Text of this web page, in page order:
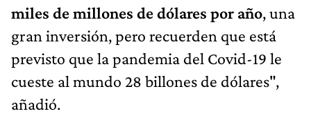
miles de millones de dólares por año, una
gran inversión, pero recuerden que está
previsto que la pandemia del Covid-19 le
cueste al mundo 28 billones de dólares",
añadió.